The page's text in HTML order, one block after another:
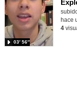
03′ 56″
hace
4